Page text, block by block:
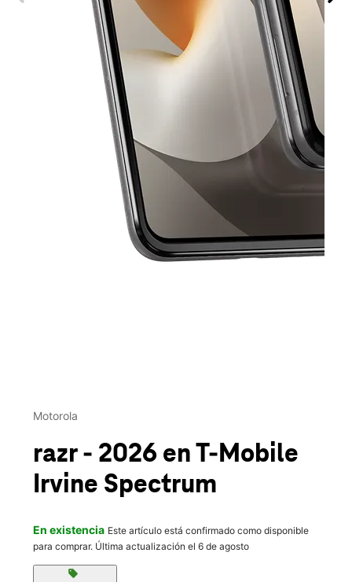
Motorola
razr - 2026 en T-Mobile
Irvine Spectrum
En existencia Este artículo está confirmado como disponible
para comprar. Última actualización el 6 de agosto
sell